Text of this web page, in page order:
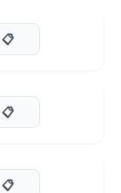
📋
📋
📋